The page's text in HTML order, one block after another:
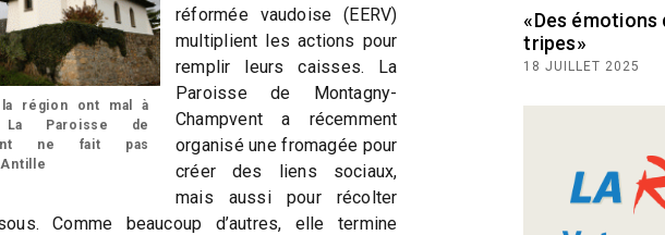
région ont mal à
La Paroisse de
ne fait pas
réformée vaudoise (EERV)
multiplient les actions pour
remplir leurs caisses. La
Paroisse de Montagny-
Champvent a récemment
organisé une fromagée pour
créer des liens sociaux,
mais aussi pour récolter
Comme beaucoup d’autres, elle termine
«Des émotions
tripes»
18 JUILLET 2025